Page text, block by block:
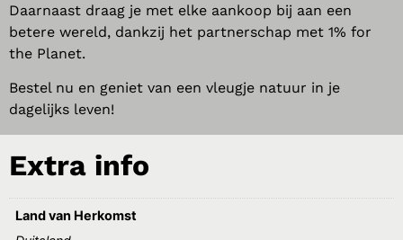
Daarnaast draag je met elke aankoop bij aan een
betere wereld, dankzij het partnerschap met 1% for
the Planet.
Bestel nu en geniet van een vleugje natuur in je
dagelijks leven!
Extra info
Land van Herkomst